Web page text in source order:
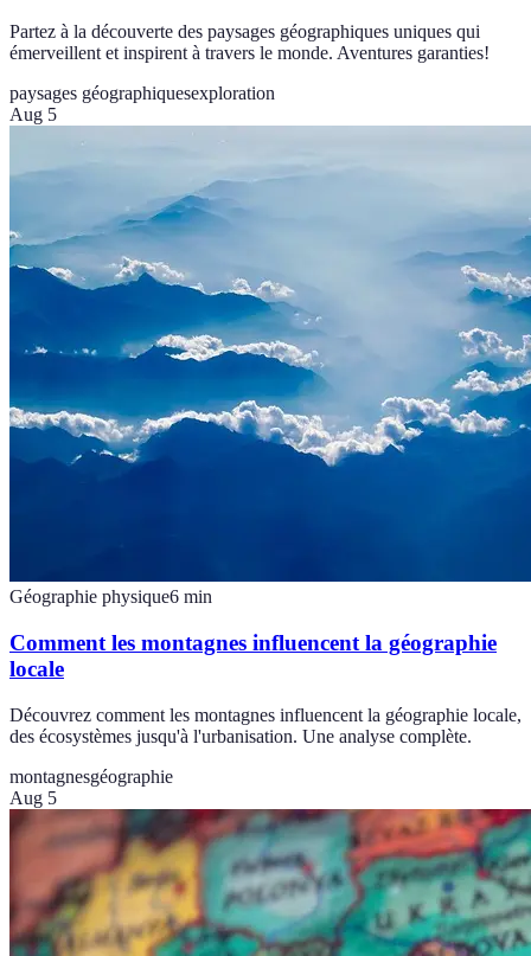
Partez à la découverte des paysages géographiques uniques qui
émerveillent et inspirent à travers le monde. Aventures garanties!
paysages géographiquesexploration
Aug 5
Géographie physique6 min
Comment les montagnes influencent la géographie
locale
Découvrez comment les montagnes influencent la géographie locale,
des écosystèmes jusqu'à l'urbanisation. Une analyse complète.
montagnesgéographie
Aug 5